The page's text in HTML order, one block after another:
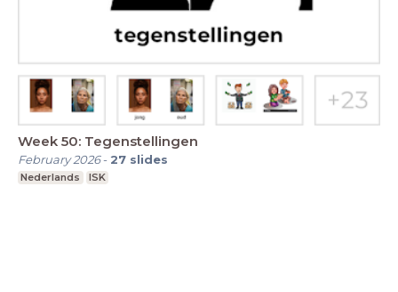
Week 50: Tegenstellingen
February 2026- 27 slides
Nederlands ISK